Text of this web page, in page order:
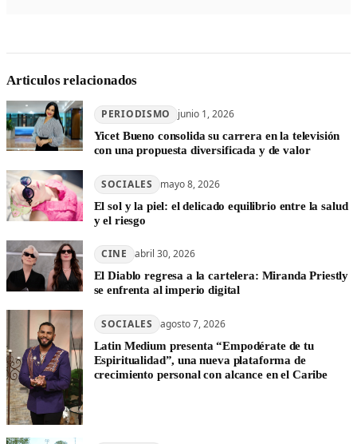
Articulos relacionados
PERIODISMO junio 1, 2026
Yicet Bueno consolida su carrera en la televisión
con una propuesta diversificada y de valor
SOCIALES mayo 8, 2026
El sol y la piel: el delicado equilibrio entre la salud
y el riesgo
CINE abril 30, 2026
El Diablo regresa a la cartelera: Miranda Priestly
se enfrenta al imperio digital
SOCIALES agosto 7, 2026
Latin Medium presenta “Empodérate de tu
Espiritualidad”, una nueva plataforma de
crecimiento personal con alcance en el Caribe